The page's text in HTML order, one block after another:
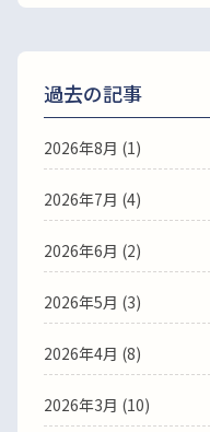
過去の記事
2026年8月 (1)
2026年7月 (4)
2026年6月 (2)
2026年5月 (3)
2026年4月 (8)
2026年3月 (10)